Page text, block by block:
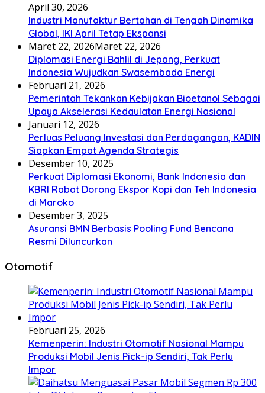
April 30, 2026
Industri Manufaktur Bertahan di Tengah Dinamika
Global, IKI April Tetap Ekspansi
Maret 22, 2026Maret 22, 2026
Diplomasi Energi Bahlil di Jepang, Perkuat
Indonesia Wujudkan Swasembada Energi
Februari 21, 2026
Pemerintah Tekankan Kebijakan Bioetanol Sebagai
Upaya Akselerasi Kedaulatan Energi Nasional
Januari 12, 2026
Perluas Peluang Investasi dan Perdagangan, KADIN
Siapkan Empat Agenda Strategis
Desember 10, 2025
Perkuat Diplomasi Ekonomi, Bank Indonesia dan
KBRI Rabat Dorong Ekspor Kopi dan Teh Indonesia
di Maroko
Desember 3, 2025
Asuransi BMN Berbasis Pooling Fund Bencana
Resmi Diluncurkan
Otomotif
Februari 25, 2026
Kemenperin: Industri Otomotif Nasional Mampu
Produksi Mobil Jenis Pick-ip Sendiri, Tak Perlu
Impor